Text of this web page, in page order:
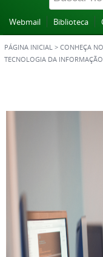
Webmail Biblioteca
PÁGINA INICIAL > CONHEÇA
TECNOLOGIA DA INFORMAÇÃO